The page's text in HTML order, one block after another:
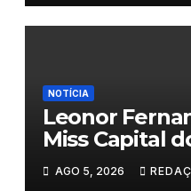
NOTÍCIA
Leonor
Miss Capital
AGO 5, 2026